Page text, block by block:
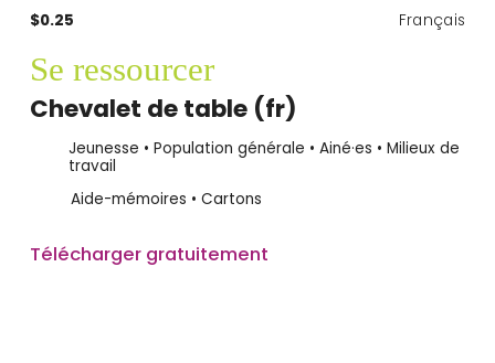
$0.25 Français
Se ressourcer
Chevalet de table (fr)
Jeunesse • Population générale • Ainé·es • Milieux de
travail
Aide-mémoires • Cartons
Télécharger gratuitement